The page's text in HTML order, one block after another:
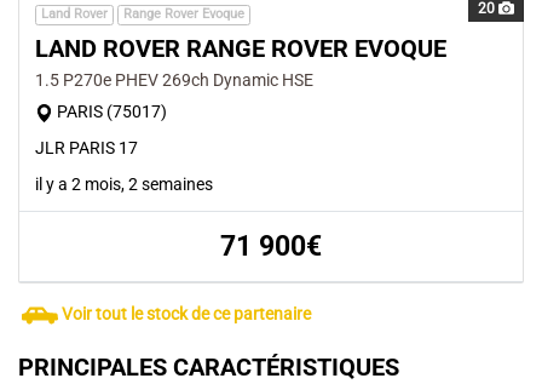
20
Land Rover Range Rover Evoque
LAND ROVER RANGE ROVER EVOQUE
1.5 P270e PHEV 269ch Dynamic HSE
PARIS (75017)
JLR PARIS 17
il y a 2 mois, 2 semaines
71 900€
Voir tout le stock de ce partenaire
PRINCIPALES CARACTÉRISTIQUES